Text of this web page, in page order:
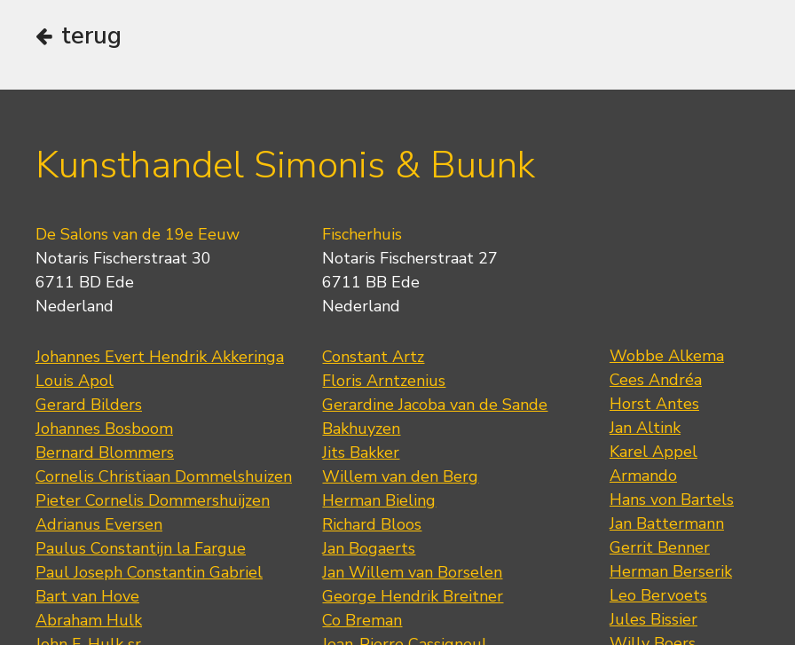
terug
Kunsthandel Simonis & Buunk
De Salons van de 19e Eeuw
Notaris Fischerstraat 30
6711 BD Ede
Nederland
Johannes Evert Hendrik Akkeringa
Louis Apol
Gerard Bilders
Johannes Bosboom
Bernard Blommers
Cornelis Christiaan Dommelshuizen
Pieter Cornelis Dommershuijzen
Adrianus Eversen
Paulus Constantijn la Fargue
Paul Joseph Constantin Gabriel
Bart van Hove
Abraham Hulk
Fischerhuis
Notaris Fischerstraat 27
6711 BB Ede
Nederland
Constant Artz
Floris Arntzenius
Gerardine Jacoba van de Sande
Bakhuyzen
Jits Bakker
Willem van den Berg
Herman Bieling
Richard Bloos
Jan Bogaerts
Jan Willem van Borselen
George Hendrik Breitner
Co Breman
Wobbe Alkema
Cees Andréa
Horst Antes
Jan Altink
Karel Appel
Armando
Hans von Bartels
Jan Battermann
Gerrit Benner
Herman Berserik
Leo Bervoets
Jules Bissier